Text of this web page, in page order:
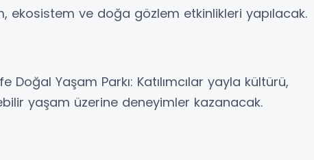
ekosistem ve doğa gözlem etkinlikleri yapılacak.
Doğal Yaşam Parkı: Katılımcılar yayla kültürü,
yaşam üzerine deneyimler kazanacak.